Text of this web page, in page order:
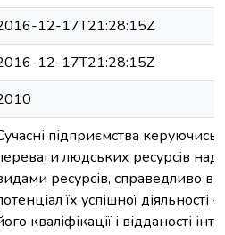
12-17T21:28:15Z
12-17T21:28:15Z
підприємства керуючись
людських ресурсів
ресурсів, справедливо
їх успішної діяльності
кваліфікації і відданості